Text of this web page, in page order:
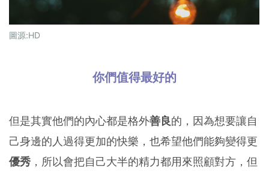
圖源:HD
你們值得最好的
但是其實他們的內心都是格外善良的，因為想要讓自
己身邊的人過得更加的快樂，也希望他們能夠變得更
優秀 ，所以會把自己大半的精力都用來照顧對方，但